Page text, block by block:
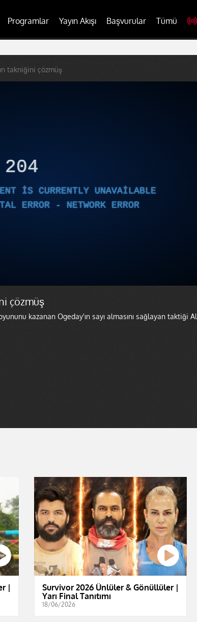
Programlar Yayın Akışı Başvurular Tümü
takniğini çözmüş
204
IS CURRENTLY UNAVAILABLE
ERROR - NETWORK ERROR
çözmüş
kazanan Ogeday'ın sayı almasını sağlayan taktiği
|
Survivor 2026 Ünlüler & Gönüllüler |
Yarı Final Tanıtımı
18/06/2026